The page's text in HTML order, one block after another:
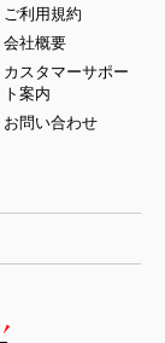
ご利用規約
会社概要
カスタマーサポー
ト案内
お問い合わせ